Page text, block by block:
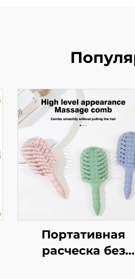
Портативная
расческа без